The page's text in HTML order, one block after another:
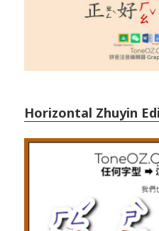
Horizontal Zhuyin